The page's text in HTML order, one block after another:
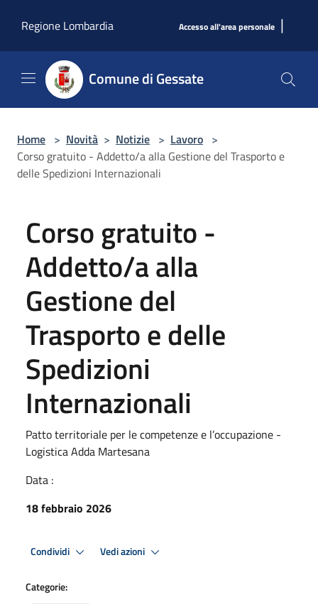
Regione Lombardia
Accesso all'area personale |
Comune di Gessate
Home > Novità > Notizie > Lavoro >
Corso gratuito - Addetto/a alla Gestione del Trasporto e
delle Spedizioni Internazionali
Corso gratuito -
Addetto/a alla
Gestione del
Trasporto e delle
Spedizioni
Internazionali
Patto territoriale per le competenze e l’occupazione -
Logistica Adda Martesana
Data :
18 febbraio 2026
Condividi Vedi azioni
Categorie: